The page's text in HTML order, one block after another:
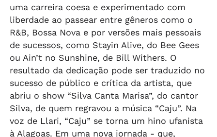
uma carreira coesa e experimentado com
liberdade ao passear entre gêneros como o
R&B, Bossa Nova e por versões mais pessoais
de sucessos, como Stayin Alive, do Bee Gees
ou Ain’t no Sunshine, de Bill Withers. O
resultado da dedicação pode ser traduzido no
sucesso de público e crítica da artista, que
abriu o show “Silva Canta Marisa”, do cantor
Silva, de quem regravou a música “Caju”. Na
voz de Llari, “Caju” se torna um hino ufanista
à Alagoas. Em uma nova jornada - que,